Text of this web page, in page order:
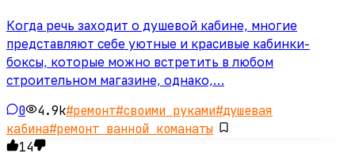
Когда речь заходит о душевой кабине, многие
представляют себе уютные и красивые кабинки-
боксы, которые можно встретить в любом
строительном магазине, однако,…
0 4.9k#ремонт#своими руками#душевая
кабина#ремонт ванной команаты
14